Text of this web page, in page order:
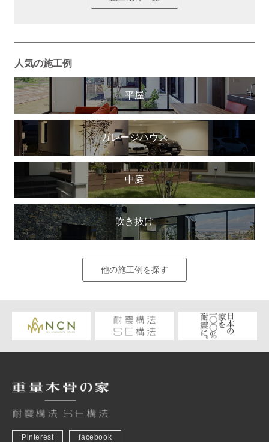
人気の施工例
平屋
ガレージハウス
中庭
吹き抜け
他の施工例を探す
Pinterest facebook